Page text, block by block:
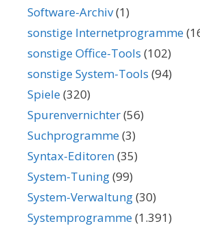
Software-Archiv(1)
sonstige Internetprogramme
sonstige Office-Tools (102)
sonstige System-Tools (94)
Spiele(320)
Spurenvernichter(56)
Suchprogramme(3)
Syntax-Editoren(35)
System-Tuning(99)
System-Verwaltung(30)
Systemprogramme(1.391)